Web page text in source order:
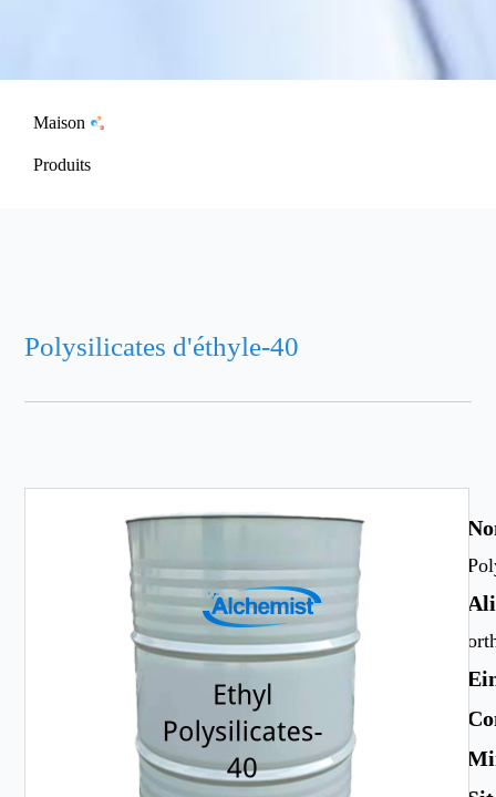
Maison
Produits
Polysilicates d'éthyle-40